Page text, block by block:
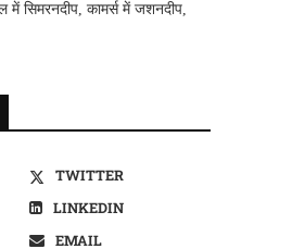
में सिमरनदीप, कामर्स में जशनदीप,
TWITTER
LINKEDIN
EMAIL